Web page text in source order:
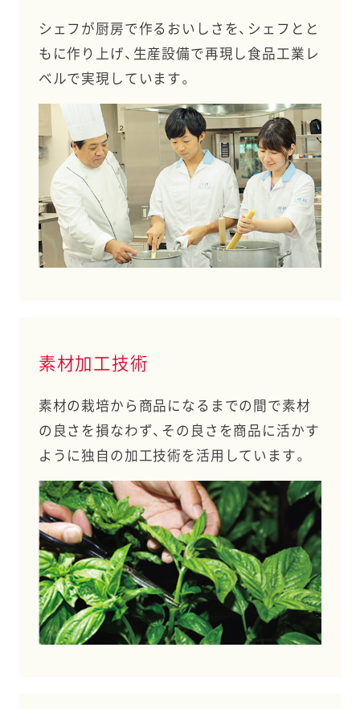
シェフが厨房で作るおいしさを、シェフとと
もに作り上げ、生産設備で再現し食品工業レ
ベルで実現しています。
素材加工技術
素材の栽培から商品になるまでの間で素材
の良さを損なわず、その良さを商品に活かす
ように独自の加工技術を活用しています。